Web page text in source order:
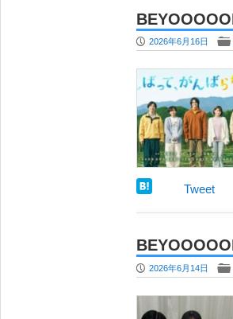
P 2026年6月16日 F
Tweet
P 2026年6月14日 F